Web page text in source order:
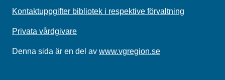
Kontaktuppgifter bibliotek i respektive förvaltning
Privata vårdgivare
Denna sida är en del av www.vgregion.se